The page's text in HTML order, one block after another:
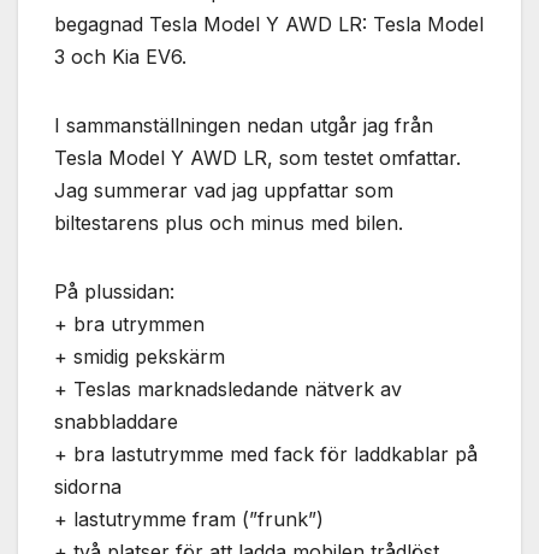
begagnad Tesla Model Y AWD LR: Tesla Model
3 och Kia EV6.
I sammanställningen nedan utgår jag från
Tesla Model Y AWD LR, som testet omfattar.
Jag summerar vad jag uppfattar som
biltestarens plus och minus med bilen.
På plussidan:
+ bra utrymmen
+ smidig pekskärm
+ Teslas marknadsledande nätverk av
snabbladdare
+ bra lastutrymme med fack för laddkablar på
sidorna
+ lastutrymme fram (”frunk”)
Nödvändiga
behövs för
över huvud
taget ska
fungera.
hemsidans
och
uppbyggnad,
hur
hemsidan